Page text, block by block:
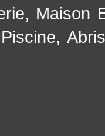
, Maison
Piscine,